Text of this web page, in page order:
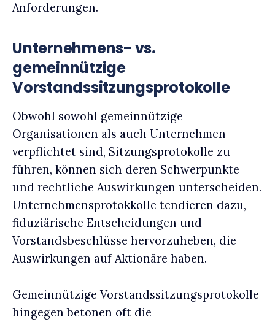
Anforderungen.
Unternehmens- vs.
gemeinnützige
Vorstandssitzungsprotokolle
Obwohl sowohl gemeinnützige
Organisationen als auch Unternehmen
verpflichtet sind, Sitzungsprotokolle zu
führen, können sich deren Schwerpunkte
und rechtliche Auswirkungen unterscheiden.
Unternehmensprotokkolle tendieren dazu,
fiduziärische Entscheidungen und
Vorstandsbeschlüsse hervorzuheben, die
Auswirkungen auf Aktionäre haben.
Gemeinnützige Vorstandssitzungsprotokolle
hingegen betonen oft die